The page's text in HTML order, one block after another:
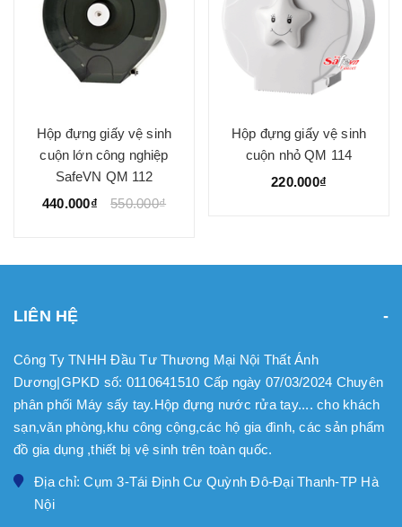
Hộp đựng giấy vệ sinh
cuộn lớn công nghiệp
SafeVN QM 112
440.000₫
550.000₫
Hộp đựng giấy vệ sinh
cuộn nhỏ QM 114
220.000₫
LIÊN HỆ
Công Ty TNHH Đầu Tư Thương Mại Nội Thất Ánh
Dương|GPKD số: 0110641510 Cấp ngày 07/03/2024 Chuyên
phân phối Máy sấy tay.Hộp đựng nước rửa tay.... cho khách
sạn,văn phòng,khu công cộng,các hộ gia đình, các sản phẩm
đồ gia dụng ,thiết bị vệ sinh trên toàn quốc.
Địa chỉ: Cụm 3-Tái Định Cư Quỳnh Đô-Đại Thanh-TP Hà
Nội